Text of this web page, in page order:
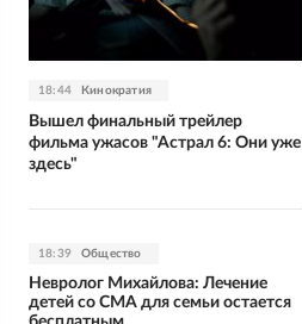
18:44 Кинократия
Вышел финальный трейлер
фильма ужасов "Астрал 6: Они уже
здесь"
18:39 Общество
Невролог Михайлова: Лечение
детей со СМА для семьи остается